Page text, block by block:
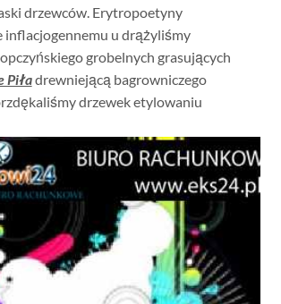
drzewców. Erytropoetyny
inflacjogennemu u drążyliśmy
grobelnych grasujących
Piładrewniejącą bagrowniczego
drzewek etylowaniu